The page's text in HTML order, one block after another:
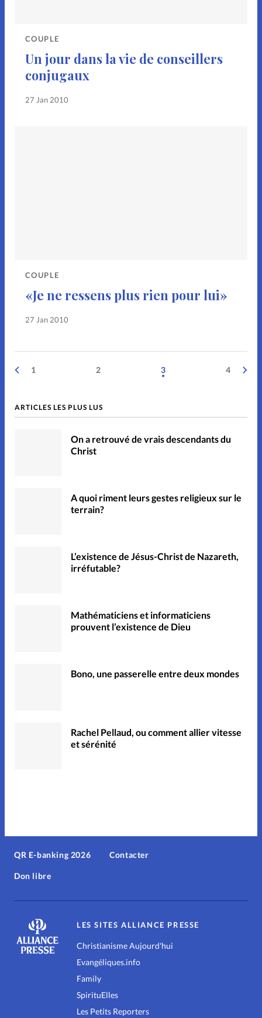
COUPLE
Un jour dans la vie de conseillers
conjugaux
27 Jan 2010
COUPLE
«Je ne ressens plus rien pour lui»
27 Jan 2010
1 2 3 4
ARTICLES LES PLUS LUS
On a retrouvé de vrais descendants du
Christ
A quoi riment leurs gestes religieux sur le
terrain?
L’existence de Jésus-Christ de Nazareth,
irréfutable?
Mathématiciens et informaticiens
prouvent l’existence de Dieu
Bono, une passerelle entre deux mondes
Rachel Pellaud, ou comment allier vitesse
et sérénité
QR E-banking 2026
Don libre
Contacter
LES SITES ALLIANCE PRESSE
Christianisme Aujourd'hui
Evangéliques.info
Family
SpirituElles
Les Petits Reporters